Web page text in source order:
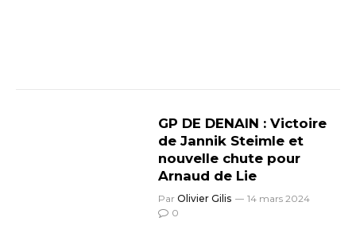
GP DE DENAIN : Victoire
de Jannik Steimle et
nouvelle chute pour
Arnaud de Lie
Par Olivier Gilis
14 mars 2024
0